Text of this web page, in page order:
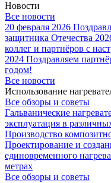
Новости
Все новости
20 февраля 2026
защитника Отечества
коллег и партнёров с
2024 Поздравляем
годом!
Все новости
Использование
Все обзоры и советы
Гальванические
эксплуатация в
Производство
Проектирование и
единовременного
метрах
Все обзоры и советы